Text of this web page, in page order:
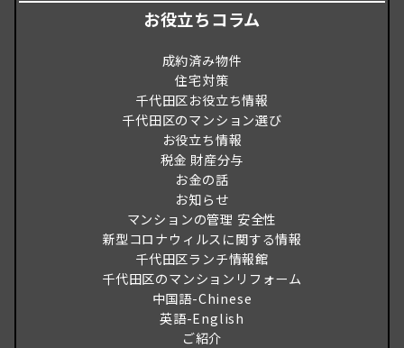
お役立ちコラム
成約済み物件
住宅対策
千代田区お役立ち情報
千代田区のマンション選び
お役立ち情報
税金 財産分与
お金の話
お知らせ
マンションの管理 安全性
新型コロナウィルスに関する情報
千代田区ランチ情報館
千代田区のマンションリフォーム
中国語-Chinese
英語-English
ご紹介